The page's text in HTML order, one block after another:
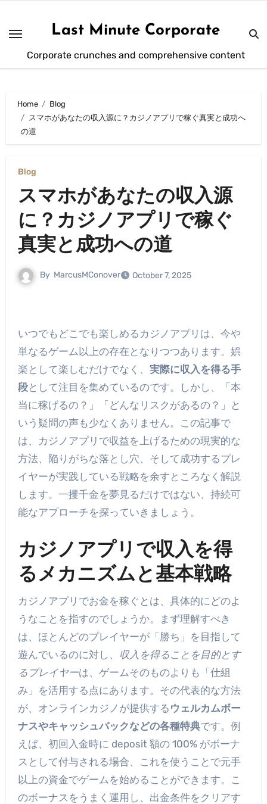
content
Last Minute Corporate
Corporate crunches and comprehensive content
Home
Blog
スマホがあなたの収入源に？カジノアプリで稼ぐ真実と成功へ
の道
Blog
スマホがあなたの収入源
に？カジノアプリで稼ぐ
真実と成功への道
By MarcusMConover October 7, 2025
いつでもどこでも楽しめるカジノアプリは、今や
単なるゲーム以上の存在となりつつあります。娯
楽として楽しむだけでなく、 実際に収入を得る手
段として注目を集めているのです。しかし、「本
当に稼げるの？」「どんなリスクがあるの？」と
いう疑問の声も少なくありません。この記事で
は、カジノアプリで収益を上げるための現実的な
方法、陥りがちな落とし穴、そして成功するプレ
イヤーが実践している戦略を余すところなく解説
します。一攫千金を夢見るだけではない、持続可
能なアプローチを探っていきましょう。
カジノアプリで収入を得
るメカニズムと基本戦略
カジノアプリでお金を稼ぐとは、具体的にどのよ
うなことを指すのでしょうか。まず理解すべき
は、ほとんどのプレイヤーが「勝ち」を目指して
遊んでいるのに対し、
収入を得ることを目的とす
るプレイヤーは、ゲームそのものよりも「仕組
み」を活用する点にあります。その代表的な方法
が、オンラインカジノが提供する ウェルカムボー
ナスやキャッシュバックなどの各種特典です。例
えば、初回入金時に deposit 額の 100% がボーナ
スとして付与される場合、これを使うことで元手
以上の資金でゲームを始めることができます。こ
のボーナスをうまく運用し、出金条件をクリアす